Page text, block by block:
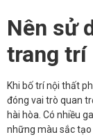
Nên sử
trang trí
Khi bố trí nội thất
đóng vai trò quan
hài hòa. Có nhiều
những màu sắc